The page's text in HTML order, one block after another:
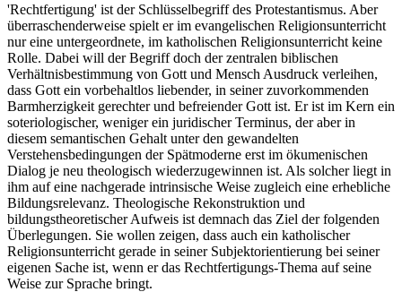
'Rechtfertigung' ist der Schlüsselbegriff des Protestantismus. Aber
überraschenderweise spielt er im evangelischen Religionsunterricht
nur eine untergeordnete, im katholischen Religionsunterricht keine
Rolle. Dabei will der Begriff doch der zentralen biblischen
Verhältnisbestimmung von Gott und Mensch Ausdruck verleihen,
dass Gott ein vorbehaltlos liebender, in seiner zuvorkommenden
Barmherzigkeit gerechter und befreiender Gott ist. Er ist im Kern ein
soteriologischer, weniger ein juridischer Terminus, der aber in
diesem semantischen Gehalt unter den gewandelten
Verstehensbedingungen der Spätmoderne erst im ökumenischen
Dialog je neu theologisch wiederzugewinnen ist. Als solcher liegt in
ihm auf eine nachgerade intrinsische Weise zugleich eine erhebliche
Bildungsrelevanz. Theologische Rekonstruktion und
bildungstheoretischer Aufweis ist demnach das Ziel der folgenden
Überlegungen. Sie wollen zeigen, dass auch ein katholischer
Religionsunterricht gerade in seiner Subjektorientierung bei seiner
eigenen Sache ist, wenn er das Rechtfertigungs-Thema auf seine
Weise zur Sprache bringt.